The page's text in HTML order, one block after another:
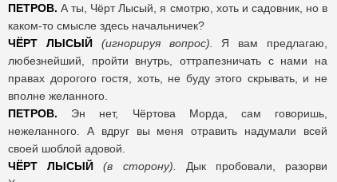
ПЕТРОВ. А ты, Чёрт Лысый, я смотрю, хоть и садовник, но в
каком-то смысле здесь начальничек?
ЧЁРТ ЛЫСЫЙ
(игнорируя вопрос).
Я вам предлагаю,
любезнейший, пройти внутрь, оттрапезничать с нами на
правах дорогого гостя, хоть, не буду этого скрывать, и не
вполне желанного.
ПЕТРОВ. Эн нет, Чёртова Морда, сам говоришь,
нежеланного. А вдруг вы меня отравить надумали всей
своей шоблой адовой.
ЧЁРТ ЛЫСЫЙ
(в сторону).
Дык пробовали, разорви